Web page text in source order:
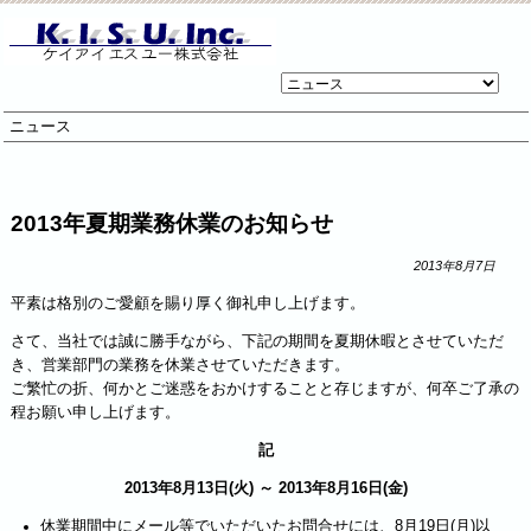
リ
ジ
ニュース
2013年夏期業務休業のお知らせ
2013年8月7日
平素は格別のご愛顧を賜り厚く御礼申し上げます。
さて、当社では誠に勝手ながら、下記の期間を夏期休暇とさせていただ
き、営業部門の業務を休業させていただきます。
ご繁忙の折、何かとご迷惑をおかけすることと存じますが、何卒ご了承の
程お願い申し上げます。
記
2013年8月13日(火) ～ 2013年8月16日(金)
休業期間中にメール等でいただいたお問合せには、8月19日(月)以